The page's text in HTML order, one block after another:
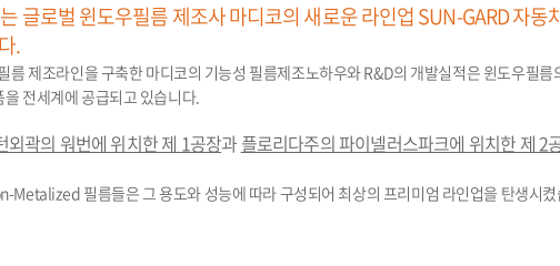
글로벌 윈도우필름 제조사 마디코의 새로운 라인업 SUN-GARD 자
.
름 제조라인을 구축한 마디코의 기능성 필름제조노하우와 R&D의 개발실적은 윈도우필
전세계에 공급되고 있습니다.
곽의 워번에 위치한 제 1공장과 플로리다주의 파이넬러스파크에 위치한 제 2
필름들은 그 용도와 성능에 따라 구성되어 최상의 프리미엄 라인업을 탄생시